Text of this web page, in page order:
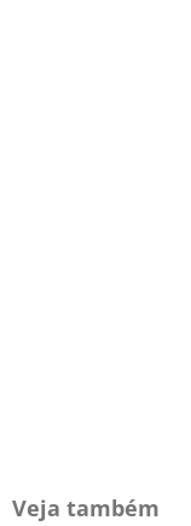
Veja também